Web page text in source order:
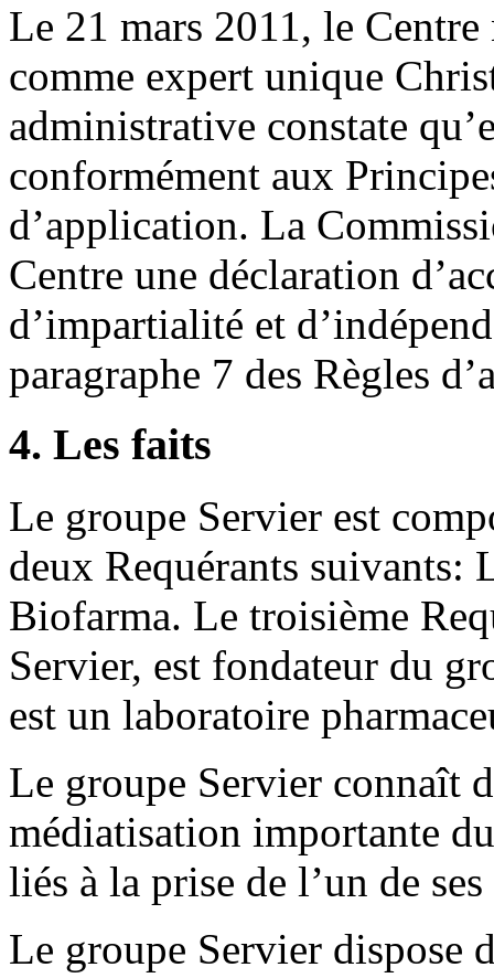
Le 21 mars 2011, le
comme expert unique
administrative constate
conformément aux
d’application. La
Centre une déclaration
d’impartialité et
paragraphe 7 des Règles
4. Les faits
Le groupe Servier est
deux Requérants suivants:
Biofarma. Le troisième
Servier, est fondateur du
est un laboratoire
Le groupe Servier connaît
médiatisation importante
liés à la prise de l’un de
Le groupe Servier dispose